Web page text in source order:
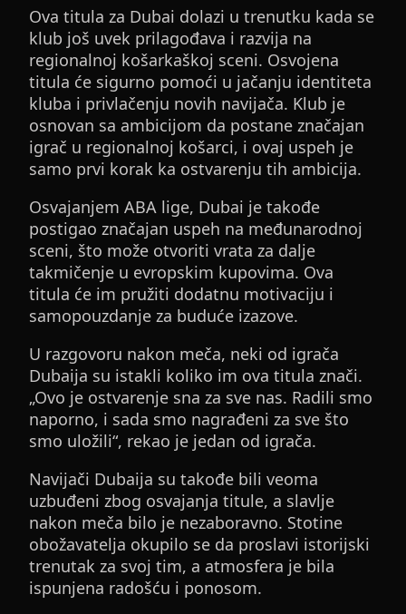
Ova titula za Dubai dolazi u trenutku kada se
klub još uvek prilagođava i razvija na
regionalnoj košarkaškoj sceni. Osvojena
titula će sigurno pomoći u jačanju identiteta
kluba i privlačenju novih navijača. Klub je
osnovan sa ambicijom da postane značajan
igrač u regionalnoj košarci, i ovaj uspeh je
samo prvi korak ka ostvarenju tih ambicija.
Osvajanjem ABA lige, Dubai je takođe
postigao značajan uspeh na međunarodnoj
sceni, što može otvoriti vrata za dalje
takmičenje u evropskim kupovima. Ova
titula će im pružiti dodatnu motivaciju i
samopouzdanje za buduće izazove.
U razgovoru nakon meča, neki od igrača
Dubaija su istakli koliko im ova titula znači.
„Ovo je ostvarenje sna za sve nas. Radili smo
naporno, i sada smo nagrađeni za sve što
smo uložili“, rekao je jedan od igrača.
Navijači Dubaija su takođe bili veoma
uzbuđeni zbog osvajanja titule, a slavlje
nakon meča bilo je nezaboravno. Stotine
obožavatelja okupilo se da proslavi istorijski
trenutak za svoj tim, a atmosfera je bila
ispunjena radošću i ponosom.